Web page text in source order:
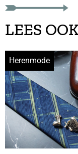
LEES
Herenmode